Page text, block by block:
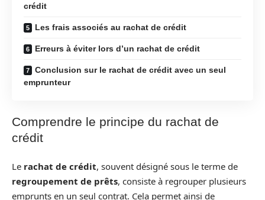
crédit
Les frais associés au rachat de crédit
Erreurs à éviter lors d’un rachat de crédit
Conclusion sur le rachat de crédit avec un seul
emprunteur
Comprendre le principe du rachat de
crédit
Le rachat de crédit, souvent désigné sous le terme de
regroupement de prêts, consiste à regrouper plusieurs
emprunts en un seul contrat. Cela permet ainsi de